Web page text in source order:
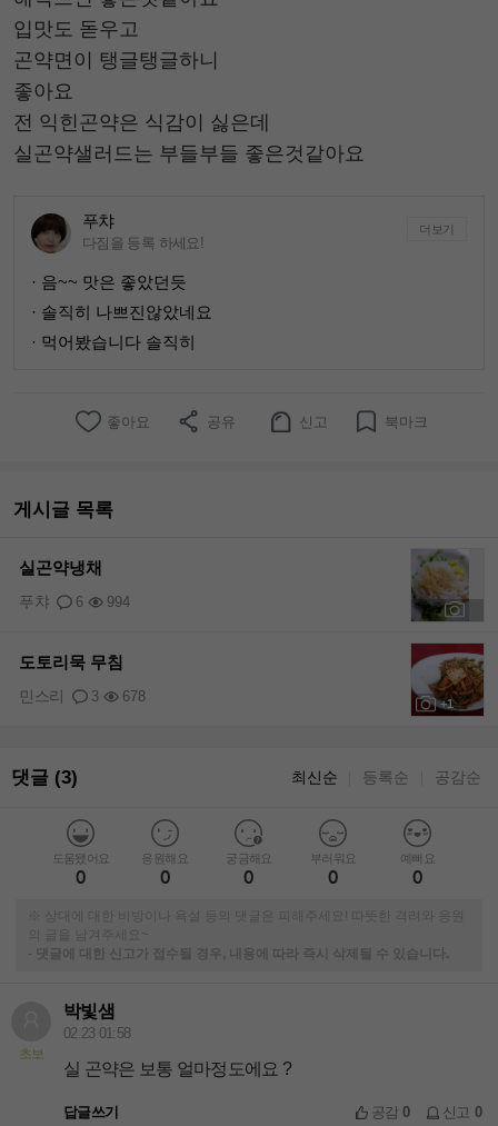
입맛도 돋우고
곤약면이 탱글탱글하니
좋아요
전 익힌곤약은 식감이 싫은데
실곤약샐러드는 부들부들 좋은것같아요
푸챠
다짐을 등록 하세요!
더보기
· 음~~ 맛은 좋았던듯
· 솔직히 나쁘진않았네요
· 먹어봤습니다 솔직히
좋아요 공유 신고 북마크
게시글 목록
실곤약냉채
6 994
푸챠
+1
도토리묵 무침
3 678
민스리
댓글 (3) 최신순 등록순 공감순
도움됐어요
0
응원해요
0
궁금해요
0
부러워요
0
예뻐요
0
※ 상대에 대한 비방이나 욕설 등의 댓글은 피해주세요! 따뜻한 격려와 응원
-
댓글에 대한 신고가 접수될 경우, 내용에 따라 즉시 삭제될 수 있습니다.
초보
박빛샘
02.23 01:58
실 곤약은 보통 얼마정도에요 ?
답글쓰기 공감0 신고 0